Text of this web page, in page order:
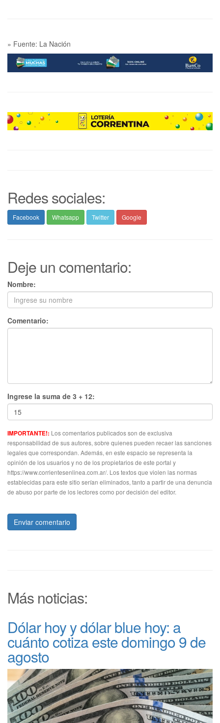
» Fuente: La Nación
Redes sociales:
Facebook Whatsapp Twitter Google
Deje un comentario:
Nombre:
Comentario:
Ingrese la suma de 3 + 12:
IMPORTANTE!: Los comentarios publicados son de exclusiva
responsabilidad de sus autores, sobre quienes pueden recaer las sanciones
legales que correspondan. Además, en este espacio se representa la
opinión de los usuarios y no de los propietarios de este portal y
https://www.corrientesenlinea.com.ar/. Los textos que violen las normas
establecidas para este sitio serían eliminados, tanto a partir de una denuncia
de abuso por parte de los lectores como por decisión del editor.
Enviar comentario
Más noticias:
Dólar hoy y dólar blue hoy: a
cuánto cotiza este domingo 9 de
agosto